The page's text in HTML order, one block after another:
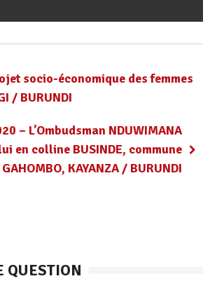
socio-économique des femmes
/ BURUNDI
– L’Ombudsman NDUWIMANA
en colline BUSINDE, commune
GAHOMBO, KAYANZA / BURUNDI
QUESTION